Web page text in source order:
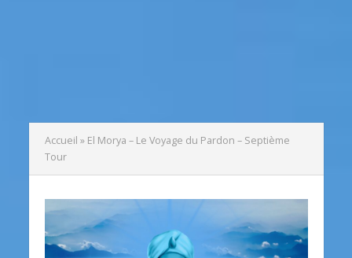
Accueil » El Morya – Le Voyage du Pardon – Septième
Tour